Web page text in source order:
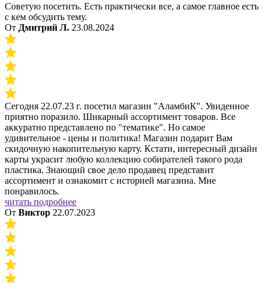
Советую посетить. Есть практически все, а самое главное есть
с кем обсудить тему.
От Дмитрий Л. 23.08.2024
Сегодня 22.07.23 г. посетил магазин "АламбиК". Увиденное
приятно поразило. Шикарный ассортимент товаров. Все
аккуратно представлено по "тематике". Но самое
удивительное - цены и политика! Магазин подарит Вам
скидочную накопительную карту. Кстати, интересный дизайн
карты украсит любую коллекцию собирателей такого рода
пластика. Знающий свое дело продавец представит
ассортимент и ознакомит с историей магазина. Мне
понравилось.
читать подробнее
От Виктор 22.07.2023